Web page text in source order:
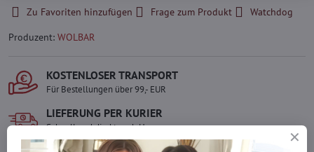
Zu Favoriten hinzufügen Frage zum Produkt
Watchdog
Produzent: WOLBAR
KOSTENLOSER TRANSPORT
Für Bestellungen über 99,- EUR
LIEFERUNG PER KURIER
Schnell und direkt nach Hause.